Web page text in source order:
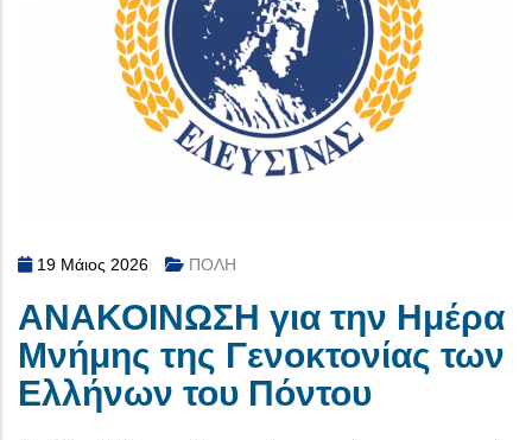
19 Μάιος 2026 ΠΟΛΗ
ΑΝΑΚΟΙΝΩΣΗ για την Ημέρα
Μνήμης της Γενοκτονίας των
Ελλήνων του Πόντου